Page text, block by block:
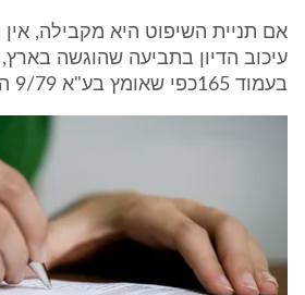
אם תניית השיפוט היא מקבילה,
בעמוד 165כפי שאומץ בע"א 9/79 הנ"ל בעמוד 265).